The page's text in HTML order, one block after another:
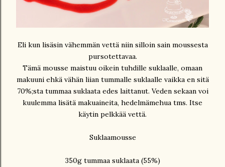
Eli kun lisäsin vähemmän vettä niin silloin sain moussesta
pursotettavaa.
Tämä mousse maistuu oikein tuhdille suklaalle, omaan
makuuni ehkä vähän liian tummalle suklaalle vaikka en sitä
70%;sta tummaa suklaata edes laittanut. Veden sekaan voi
kuulemma lisätä makuaineita, hedelmämehua tms. Itse
käytin pelkkää vettä.
Suklaamousse
350g tummaa suklaata (55%)